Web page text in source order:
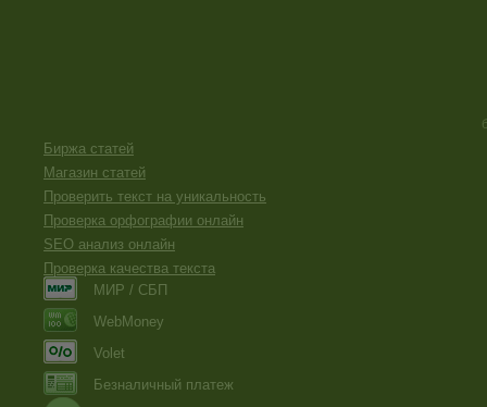
Биржа статей
Магазин статей
Проверить текст на уникальность
Проверка орфографии онлайн
SEO анализ онлайн
Проверка качества текста
МИР / СБП
WebMoney
Volet
Безналичный платеж